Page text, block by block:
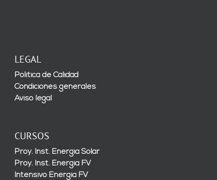
LEGAL
Política de Calidad
Condiciones generales
Aviso legal
CURSOS
Proy. Inst. Energía Solar
Proy. Inst. Energía FV
Intensivo Energía FV